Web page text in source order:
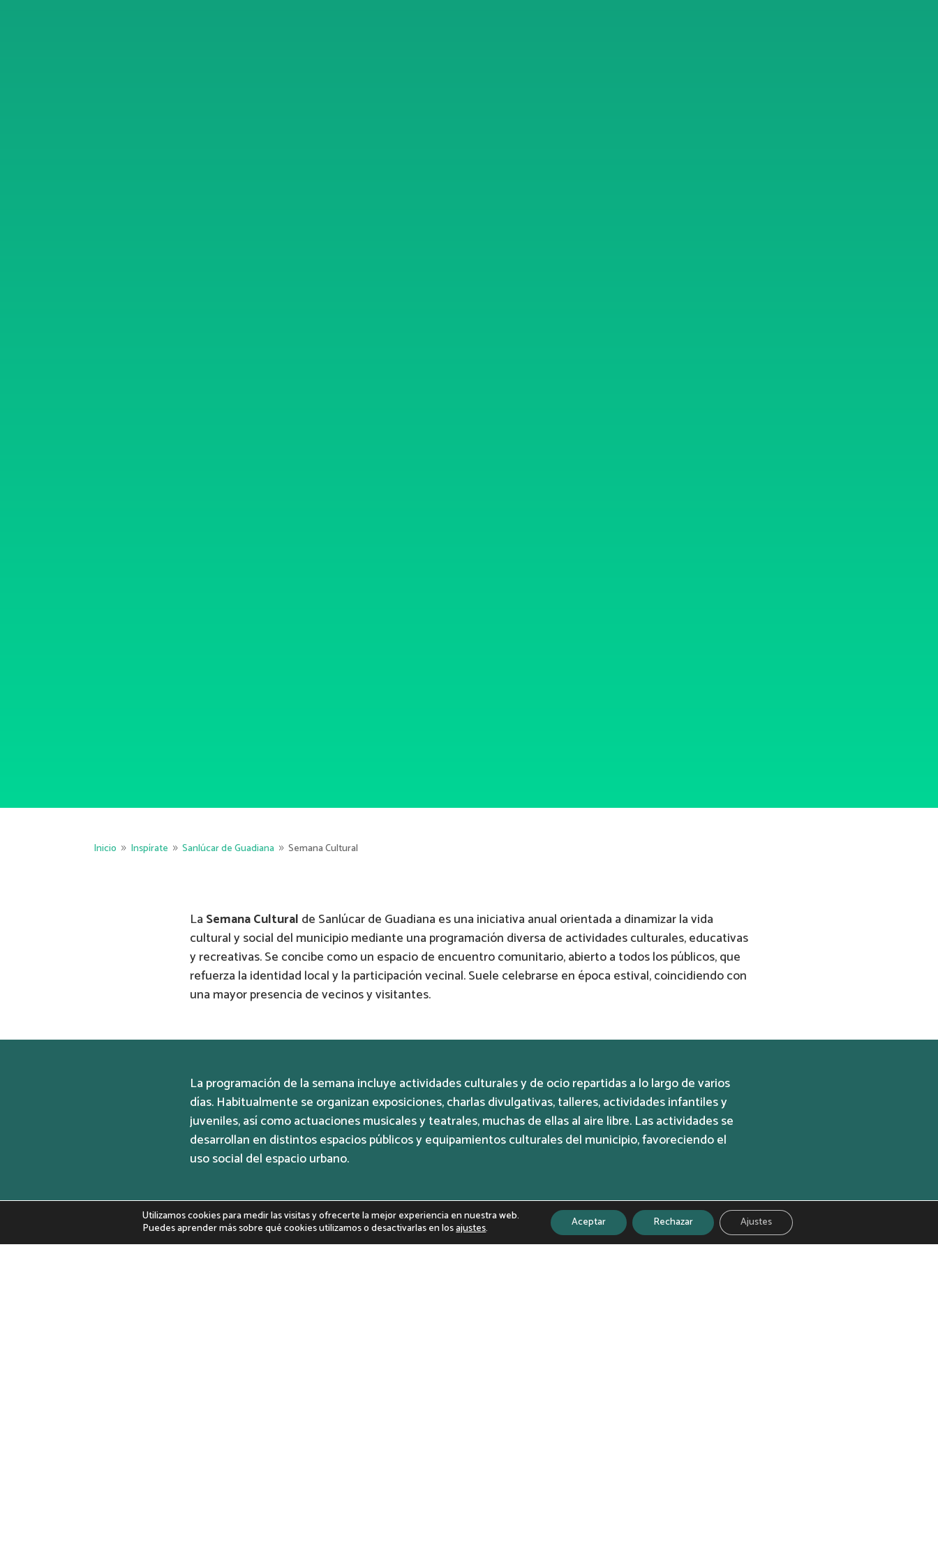
Inicio 9 Inspírate 9 Sanlúcar de Guadiana 9 Semana Cultural
La Semana Cultural de Sanlúcar de Guadiana es una iniciativa anual orientada a dinamizar la vida
cultural y social del municipio mediante una programación diversa de actividades culturales, educativas
y recreativas. Se concibe como un espacio de encuentro comunitario, abierto a todos los públicos, que
refuerza la identidad local y la participación vecinal. Suele celebrarse en época estival, coincidiendo con
una mayor presencia de vecinos y visitantes.
La programación de la semana incluye actividades culturales y de ocio repartidas a lo largo de varios
días. Habitualmente se organizan exposiciones, charlas divulgativas, talleres, actividades infantiles y
juveniles, así como actuaciones musicales y teatrales, muchas de ellas al aire libre. Las actividades se
desarrollan en distintos espacios públicos y equipamientos culturales del municipio, favoreciendo el
uso social del espacio urbano.
Contexto histórico
Utilizamos cookies para medir las visitas y ofrecerte la mejor experiencia en nuestra web.
Puedes aprender más sobre qué cookies utilizamos o desactivarlas en losajustes. Aceptar Rechazar Ajustes